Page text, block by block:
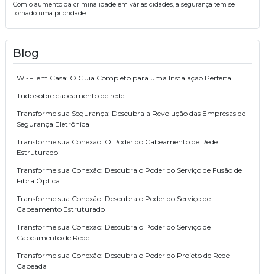
Com o aumento da criminalidade em várias cidades, a segurança tem se
tornado uma prioridade...
Blog
Wi-Fi em Casa: O Guia Completo para uma Instalação Perfeita
Tudo sobre cabeamento de rede
Transforme sua Segurança: Descubra a Revolução das Empresas de
Segurança Eletrônica
Transforme sua Conexão: O Poder do Cabeamento de Rede
Estruturado
Transforme sua Conexão: Descubra o Poder do Serviço de Fusão de
Fibra Óptica
Transforme sua Conexão: Descubra o Poder do Serviço de
Cabeamento Estruturado
Transforme sua Conexão: Descubra o Poder do Serviço de
Cabeamento de Rede
Transforme sua Conexão: Descubra o Poder do Projeto de Rede
Cabeada